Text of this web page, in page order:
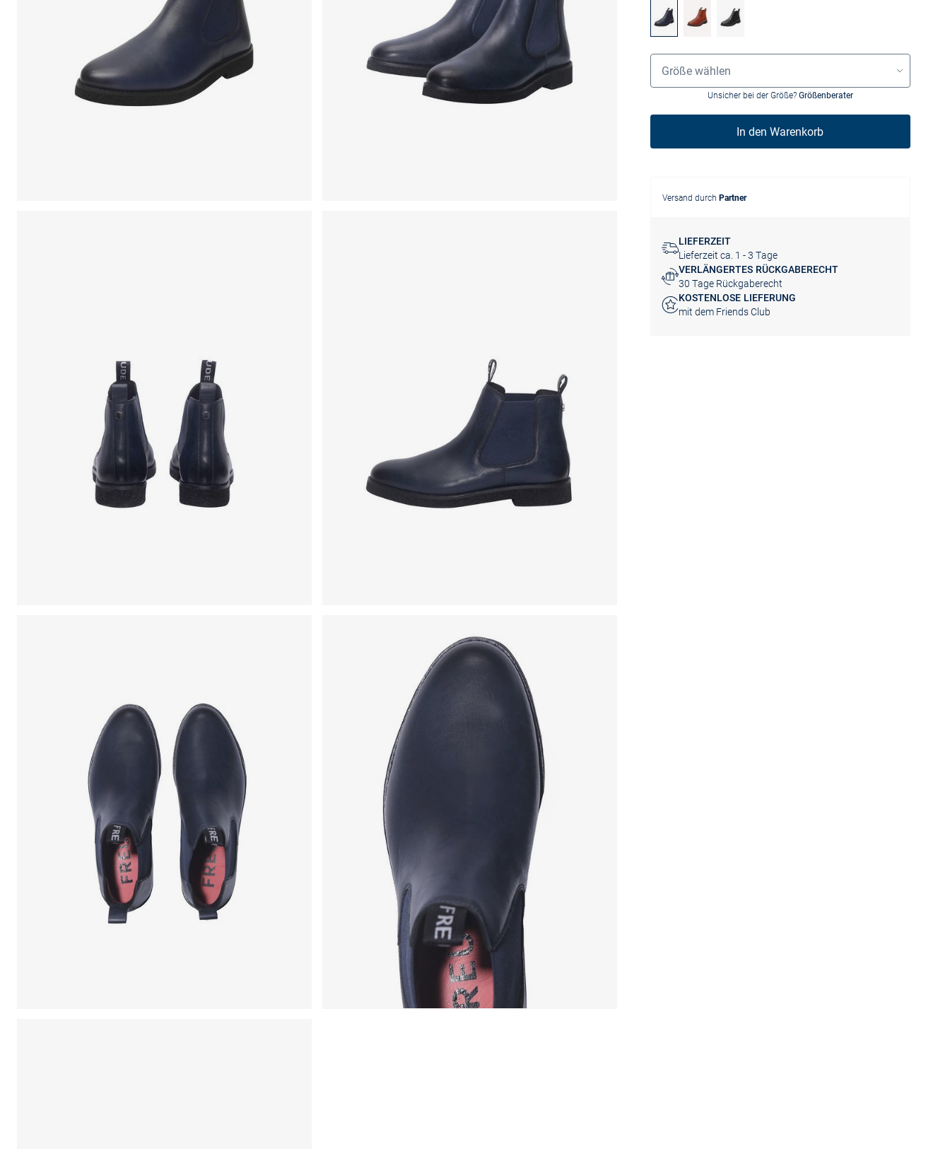
Größenauswahl
Größe wählen
Unsicher bei der Größe? Größenberater
In den Warenkorb
Versand durch Partner
LIEFERZEIT
Lieferzeit ca. 1 - 3 Tage
VERLÄNGERTES RÜCKGABERECHT
30 Tage Rückgaberecht
KOSTENLOSE LIEFERUNG
mit dem Friends Club